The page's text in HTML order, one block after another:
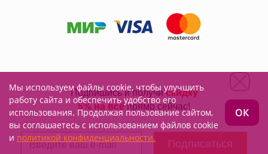
Подписывайтесь на нас:
Мы используем файлы cookie, чтобы улучшить
работу сайта и обеспечить удобство его
использования. Продолжая пользование сайтом,
вы соглашаетесь с использованием файлов cookie
и политикой конфиденциальности.
ОК